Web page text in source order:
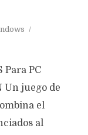
Para PC
Un juego de
el
al